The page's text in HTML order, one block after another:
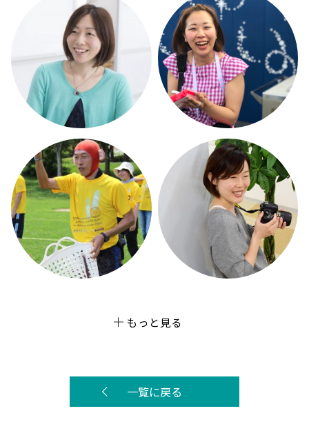
もっと見る
一覧に戻る